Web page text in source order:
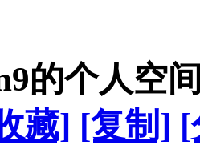
的个人空
藏] [复制] [